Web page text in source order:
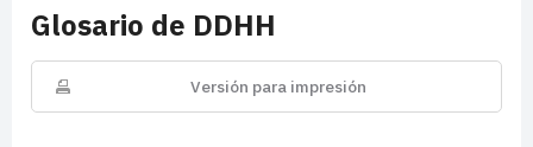
Glosario de DDHH
Versión para impresión